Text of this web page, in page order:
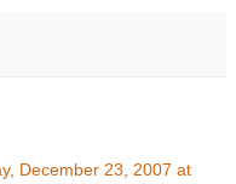
December 23, 2007 at